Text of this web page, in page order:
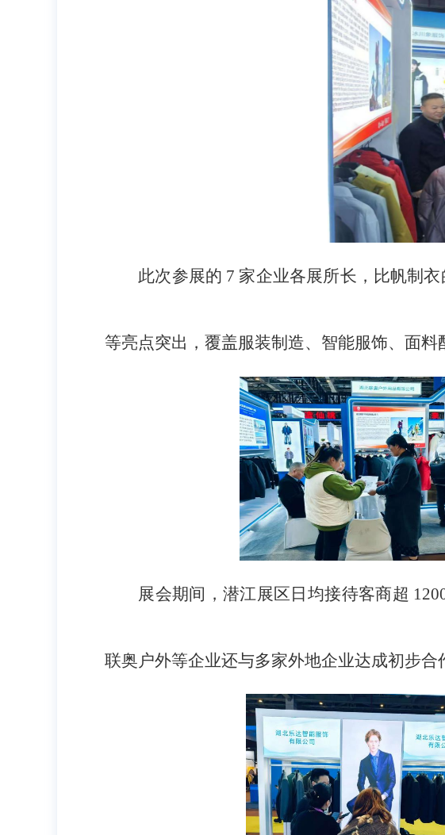
此次参展的 7 家企业各展所长，比帆制
等亮点突出，覆盖服装制造、智能服饰、面料
展会期间，潜江展区日均接待客商超
联奥户外等企业还与多家外地企业达成初步